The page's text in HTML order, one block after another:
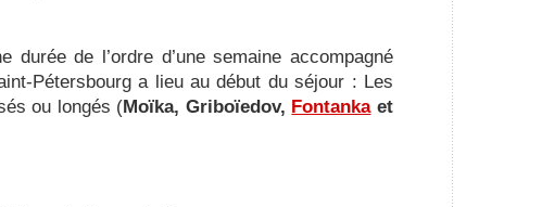
durée de l’ordre d’une semaine accompagné
Pétersbourg a lieu au début du séjour : Les
ou longés (Moïka, Griboïedov, Fontankaet